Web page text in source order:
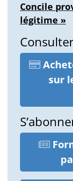
Concile
légitime »
sur